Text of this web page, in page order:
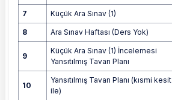
7 Küçük Ara Sınav (1)
8 Ara Sınav Haftası (Ders Yok)
9
Küçük Ara Sınav (1) İncelemesi
Yansıtılmış Tavan Planı
10
Yansıtılmış Tavan Planı (kısmi kesit
ile)